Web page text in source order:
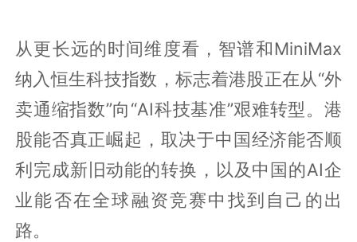
从更长远的时间维度看，智谱和MiniMax
纳入恒生科技指数，标志着港股正在从“外
卖通缩指数”向“AI科技基准”艰难转型。港
股能否真正崛起，取决于中国经济能否顺
利完成新旧动能的转换，以及中国的AI企
业能否在全球融资竞赛中找到自己的出
路。